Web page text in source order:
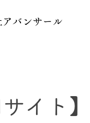
アバンサール
サイト